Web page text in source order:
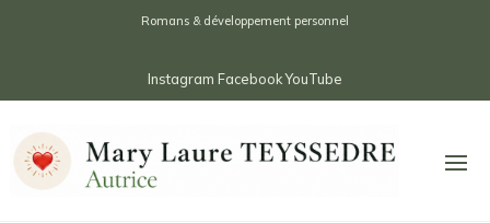
Romans & développement personnel
Instagram FacebookYouTube